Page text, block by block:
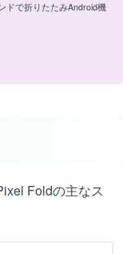
ドで折りたたみAndroid機
Foldの主なス